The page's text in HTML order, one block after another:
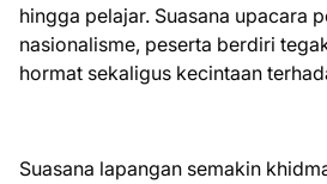
hingga pelajar. Suasana upacara
nasionalisme, peserta berdiri
hormat sekaligus kecintaan
Suasana lapangan semakin